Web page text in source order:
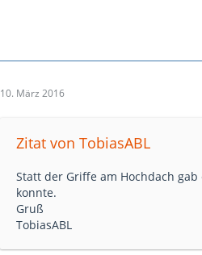
10. März 2016
Zitat von TobiasABL
Statt der Griffe am Hochdach
konnte.
Gruß
TobiasABL